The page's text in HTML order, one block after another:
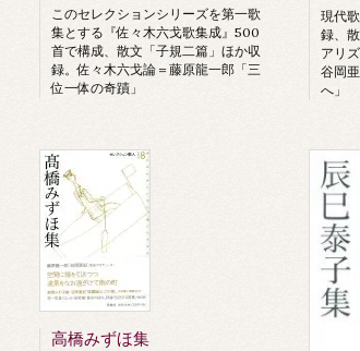
このセレクションシリーズを第一歌
集とする『佐々木六戈歌集成』500
首で構成、散文「子規二篇」ほか収
録。佐々木六戈論＝藤原龍一郎「三
位一体の奇蹟」
現代
録、
アリ
谷岡
へ」
高橋みずほ集